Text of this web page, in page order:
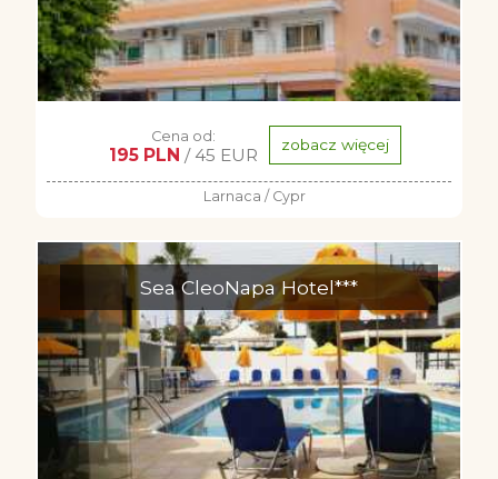
Cena od:
195 PLN / 45 EUR zobacz więcej
Larnaca / Cypr
Sea CleoNapa Hotel***